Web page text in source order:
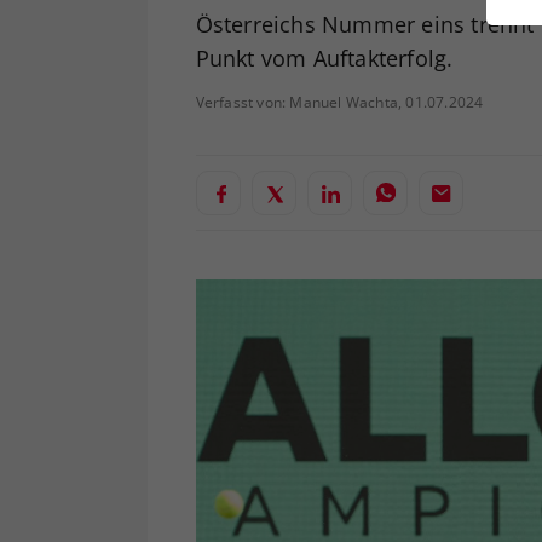
Österreichs Nummer eins
Punkt vom Auftakterfolg.
Verfasst von: Manuel Wachta, 01.07.2024